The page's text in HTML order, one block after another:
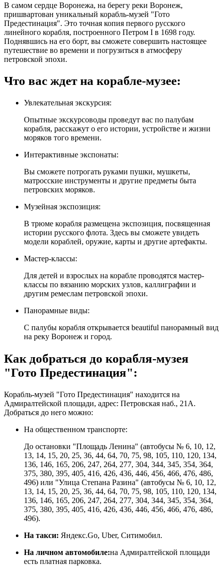
В самом сердце Воронежа, на берегу реки Воронеж,
пришвартован уникальный корабль-музей "Гото
Предестинация". Это точная копия первого русского
линейного корабля, построенного Петром I в 1698 году.
Поднявшись на его борт, вы сможете совершить настоящее
путешествие во времени и погрузиться в атмосферу
петровской эпохи.
Что вас ждет на корабле-музее:
Увлекательная экскурсия:
Опытные экскурсоводы проведут вас по палубам
корабля, расскажут о его истории, устройстве и жизни
моряков того времени.
Интерактивные экспонаты:
Вы сможете потрогать руками пушки, мушкеты,
матросские инструменты и другие предметы быта
петровских моряков.
Музейная экспозиция:
В трюме корабля размещена экспозиция, посвященная
истории русского флота. Здесь вы сможете увидеть
модели кораблей, оружие, карты и другие артефакты.
Мастер-классы:
Для детей и взрослых на корабле проводятся мастер-
классы по вязанию морских узлов, каллиграфии и
другим ремеслам петровской эпохи.
Панорамные виды:
С палубы корабля открывается beautiful панорамный вид
на реку Воронеж и город.
Как добраться до корабля-музея
"Гото Предестинация":
Корабль-музей "Гото Предестинация" находится на
Адмиралтейской площади, адрес: Петровская наб., 21А.
Добраться до него можно:
На общественном транспорте:
До остановки "Площадь Ленина" (автобусы № 6, 10, 12,
13, 14, 15, 20, 25, 36, 44, 64, 70, 75, 98, 105, 110, 120, 134,
136, 146, 165, 206, 247, 264, 277, 304, 344, 345, 354, 364,
375, 380, 395, 405, 416, 426, 436, 446, 456, 466, 476, 486,
496) или "Улица Степана Разина" (автобусы № 6, 10, 12,
13, 14, 15, 20, 25, 36, 44, 64, 70, 75, 98, 105, 110, 120, 134,
136, 146, 165, 206, 247, 264, 277, 304, 344, 345, 354, 364,
375, 380, 395, 405, 416, 426, 436, 446, 456, 466, 476, 486,
496).
На такси: Яндекс.Go, Uber, Ситимобил.
На личном автомобиле:на Адмиралтейской площади
есть платная парковка.